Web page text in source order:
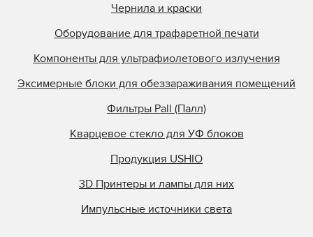
Чернила и краски
Оборудование для трафаретной печати
Компоненты для ультрафиолетового излучения
Эксимерные блоки для обеззараживания помещений
Фильтры Pall (Палл)
Кварцевое стекло для УФ блоков
Продукция USHIO
3D Принтеры и лампы для них
Импульсные источники света